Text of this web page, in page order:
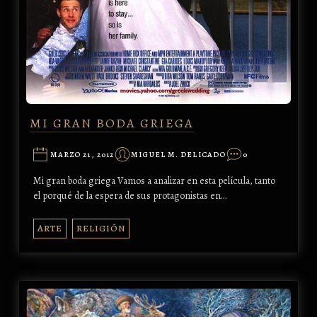
MI GRAN BODA GRIEGA
MARZO 21, 2012 MIGUEL M. DELICADO 0
Mi gran boda griega Vamos a analizar en esta película, tanto
el porqué de la espera de sus protagonistas en…
ARTE RELIGIÓN